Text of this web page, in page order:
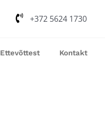
+372 5624 1730
Ettevõttest Kontakt